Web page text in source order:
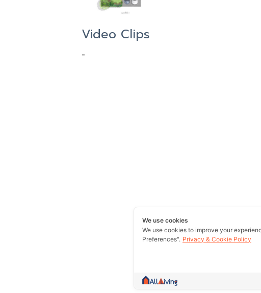
Video Clips
-
We use cookies
We use cookies to improve your
Preferences". Privacy & Cookie Policy